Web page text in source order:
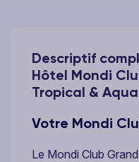
Descriptif
Hôtel Mondi
Tropical &
Votre Mondi
Le Mondi Club